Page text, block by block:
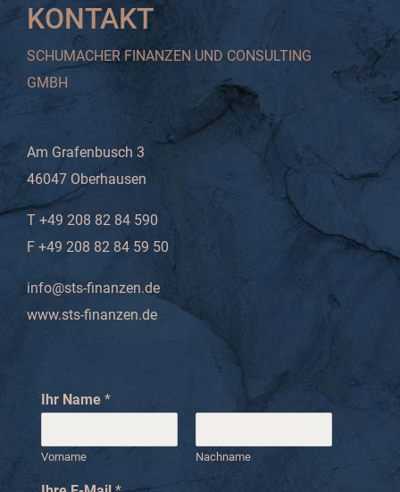
KONTAKT
SCHUMACHER FINANZEN UND CONSULTING
GMBH
Am Grafenbusch 3
46047 Oberhausen
T +49 208 82 84 590
F +49 208 82 84 59 50
info@sts-finanzen.de
www.sts-finanzen.de
Ihr Name *
Vorname Nachname